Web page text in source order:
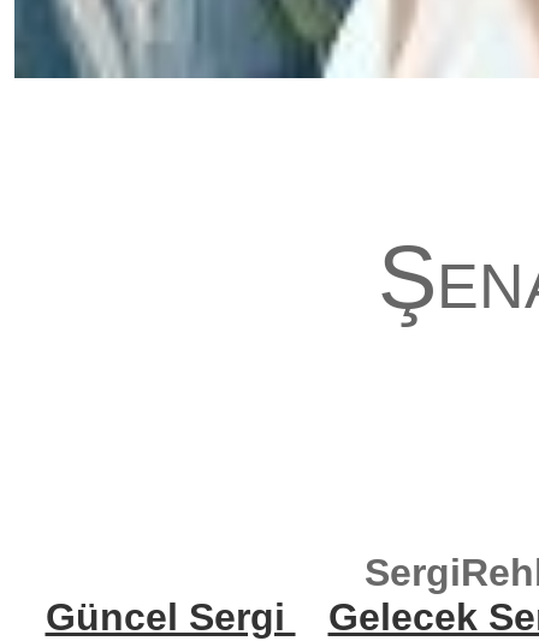
Güncel Sergi
Gelecek